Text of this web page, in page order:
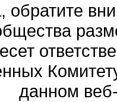
обратите
данном